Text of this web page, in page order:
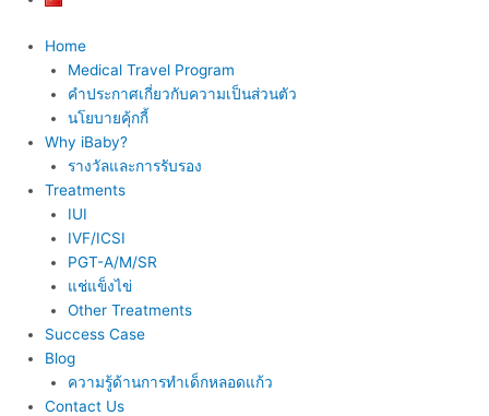
Home
Medical Travel Program
คำประกาศเกี่ยวกับความเป็นส่วนตัว
นโยบายคุ้กกี้
Why iBaby?
รางวัลและการรับรอง
Treatments
IUI
IVF/ICSI
PGT-A/M/SR
แช่แข็งไข่
Other Treatments
Success Case
Blog
ความรู้ด้านการทำเด็กหลอดแก้ว
Contact Us